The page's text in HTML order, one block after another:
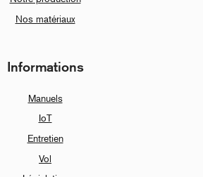
Nos matériaux
Informations
Manuels
IoT
Entretien
Vol